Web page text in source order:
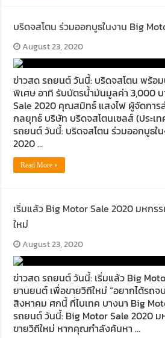
บริดจสโตน ร่วมออกบูธในงาน Big
August 23, 2020
ข่าวสด รถยนต์ วันนี้: บริดจสโตน พร้อม
พิเศษ อาทิ รับบัตรน้ำมันมูลค่า 3,000
Sale 2020 คุณสมิทธ์ แสงไฟ ผู้จัดการ
กลยุทธ์ บริษัท บริดจสโตนเซลส์ (ประเ
รถยนต์ วันนี้: บริดจสโตน ร่วมออกบูธใ
2020 …
Read More »
เริ่มแล้ว Big Motor Sale 2020 มหกร
ใหม่
August 23, 2020
ข่าวสด รถยนต์ วันนี้: เริ่มแล้ว Big
ยานยนต์ เพื่อขายวิถีใหม่ “อยากได้รถจ
สิงหาคม ศกนี้ ที่ไบเทค บางนา Big
รถยนต์ วันนี้: Big Motor Sale 2020
ขายวิถีใหม่ หากคุณกำลังค้นหา …